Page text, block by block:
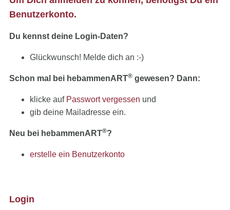
Benutzerkonto.
Du kennst deine Login-Daten?
Glückwunsch! Melde dich an :-)
Schon mal bei hebammenART® gewesen? Dann:
klicke auf Passwort vergessen und
gib deine Mailadresse ein.
Neu bei hebammenART®?
erstelle ein Benutzerkonto
Login